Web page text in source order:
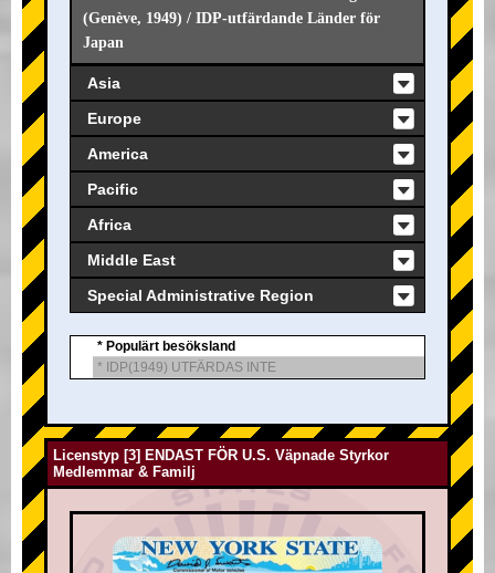
(Genève, 1949) / IDP-utfärdande Länder för
Japan
Asia
Europe
America
Pacific
Africa
Middle East
Special Administrative Region
* Populärt besöksland
* IDP(1949) UTFÄRDAS INTE
Licenstyp [3] ENDAST FÖR U.S. Väpnade Styrkor
Medlemmar & Familj